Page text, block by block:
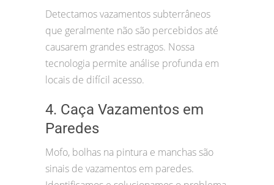
Detectamos vazamentos subterrâneos
que geralmente não são percebidos até
causarem grandes estragos. Nossa
tecnologia permite análise profunda em
locais de difícil acesso.
4. Caça Vazamentos em
Paredes
Mofo, bolhas na pintura e manchas são
sinais de vazamentos em paredes.